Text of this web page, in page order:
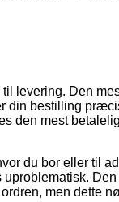
levering. Den
din bestilling
den mest
du bor eller til
men dette